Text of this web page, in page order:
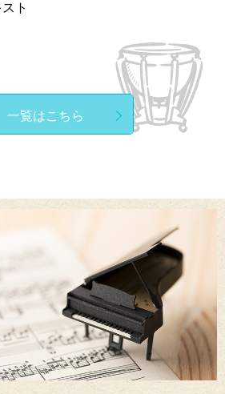
ト
一覧はこちら